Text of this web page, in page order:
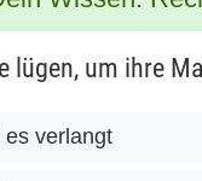
lügen, um ihre
verlangt